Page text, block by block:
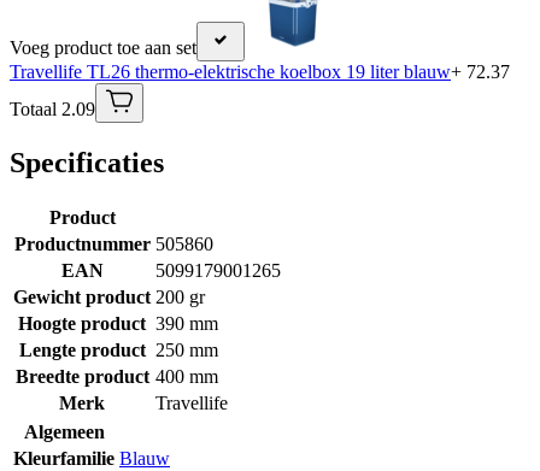
Voeg product toe aan set
Travellife TL26 thermo-elektrische koelbox 19 liter blauw+ 72.37
Totaal 2.09
Specificaties
Product
Productnummer 505860
EAN
5099179001265
Gewicht product 200 gr
Hoogte product 390 mm
Lengte product 250 mm
Breedte product 400 mm
Merk
Travellife
Algemeen
Kleurfamilie Blauw